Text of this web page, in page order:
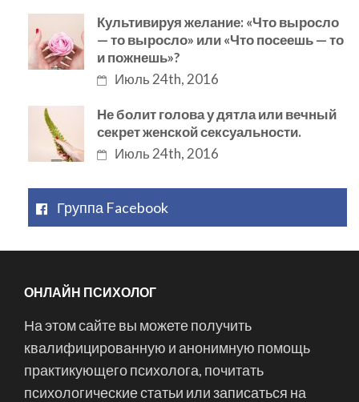
Культивируя желание: «Что выросло
— то выросло» или «Что посеешь — то
и пожнешь»?
Июль 24th, 2016
Не болит голова у дятла или вечный
секрет женской сексуальности.
Июль 24th, 2016
Группа Facebook
ОНЛАЙН ПСИХОЛОГ
На этом сайте вы можете получить
квалифицированную и анонимную помощь
практикующего психолога, почитать
психологические статьи или записаться на